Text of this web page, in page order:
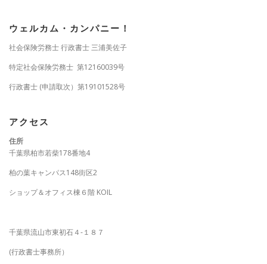
ー
ウェルカム・カンパニー！
社会保険労務士 行政書士 三浦美佐子
特定社会保険労務士 第12160039号
行政書士 (申請取次）第19101528号
アクセス
住所
千葉県柏市若柴178番地4
柏の葉キャンパス148街区2
ショップ＆オフィス棟６階 KOIL
千葉県流山市東初石４-１８７
(行政書士事務所）